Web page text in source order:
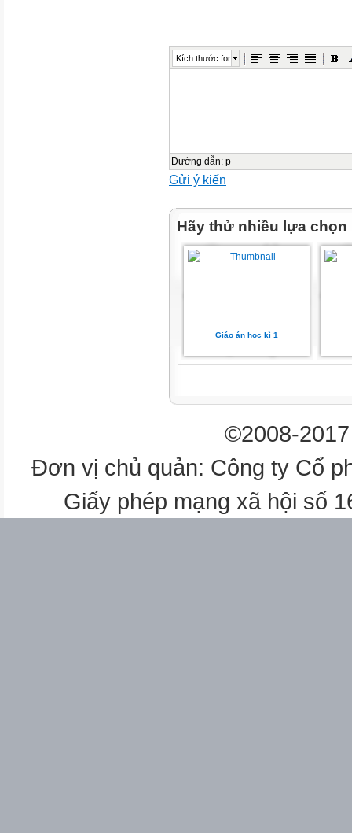
Vẽ - Thủ công
Bài 3: Đại dương trong mắt
em
Bài 1: Phương tiện giao thông
ĐƯỜNG ĐẾN
NHIỆT ĐỚI
Bài 2: Cặp sách xinh xắn
Bài 3: Cổng trường nhộn nhịp
Vẽ - Thủ công
Kích thước font
Đường dẫn: p
Gửi ý kiến
Hãy thử nhiều lựa chọn
Giáo án học kì 1
©2008-
Đơn vị chủ quản: Công ty Cổ
Giấy phép mạng xã hội số